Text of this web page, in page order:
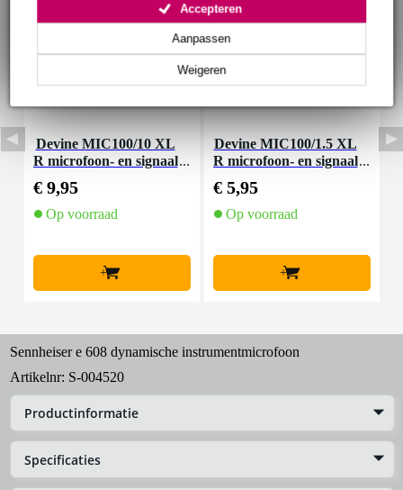
Weigeren
Aanpassen
Accepteren
Devine MIC100/10 XL
R microfoon- en signaal
€ 9,95
Op voorraad
+
Devine MIC100/1.5 XL
R microfoon- en signaal
€ 5,95
Op voorraad
+
Sennheiser e 608 dynamische instrumentmicrofoon
Artikelnr: S-004520
Productinformatie
Specificaties